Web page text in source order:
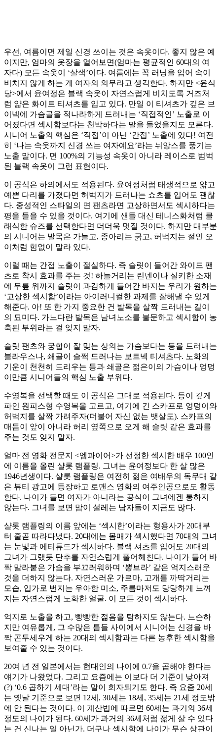
우선, 여름이면 제일 신경 쓰이는 것은 속옷이다. 좋지 않은 예
이지만, 엄마의 옷장을 열어보면(엄마는 평균적인 60대의 여
자다) 모든 속옷이 ‘살색’이다. 여름에는 꼭 러닝을 입어 속이
비치지 않게 하는 게 여자의 의무라고 생각한다. 하지만 <윤식
당>에서 윤여정은 블랙 속옷이 자연스럽게 비치도록 거즈처
럼 얇은 화이트 티셔츠를 입고 있다. 만일 이 티셔츠가 깊은 브
이넥에 가슴골을 적나라하게 드러내는 ‘직접적인’ 노출로 이
어졌다면 섹시함보다는 천박하다는 말을 들었을지도 모른다.
시니어 노출의 핵심은 ‘직접’이 아닌 ‘간접’ 노출에 있다! 여전
히 ‘나는 속옷까지 신경 쓰는 여자예요’라는 뉘앙스를 풍기는
노출 말이다. 면 100%의 기능성 속옷이 아니라 레이스로 범벅
된 블랙 속옷이 그런 표현이다.
이 공식은 하의에서도 적용된다. 윤여정처럼 태생적으로 얇고
예쁜 다리를 가졌다면 허벅지가 드러나는 쇼츠를 입어도 괜찮
다. 중성적인 스타일의 면 팬츠라면 고상하면서도 섹시하다는
평을 들을 수 있을 것이다. 여기에 샌들 대신 테니스화처럼 클
래식한 슈즈를 선택한다면 더더욱 멋질 것이다. 하지만 대부분
의 시니어는 발목은 가늘고, 종아리는 굵고, 허벅지는 절인 오
이처럼 힘없이 말라 있다.
이럴 때는 간접 노출이 절실하다. 즉 슬릿이 들어간 와이드 팬
츠로 착시 효과를 주는 것! 하늘거리는 린넨이나 실키한 소재
에 무릎 위까지 슬릿이 과감하게 들어간 바지는 우리가 원하는
‘고상한 섹시함’이라는 아이러니컬한 과제를 잘해낼 수 있게
해준다. 아! 또 한 가지 중요한 건 발목을 살짝 드러내는 길이
의 묘미다. 가느다란 발목은 남녀노소를 불문하고 섹시함이 농
축된 부위라는 걸 잊지 말자.
슬릿 팬츠와 궁합이 잘 맞는 상의는 가슴보다는 등을 드러내는
블라우스나, 쇄골이 슬쩍 드러나는 보트넥 티셔츠다. 노화의
기운이 천천히 드리우는 등과 쇄골은 젊은이의 가슴이나 엉덩
이만큼 시니어들의 핵심 노출 부위다.
수영복을 선택할 때도 이 공식은 그대로 적용된다. 등이 깊게
파인 원피스형 수영복을 고르고, 여기에 긴 스카프로 엉덩이와
허벅지를 살짝 가려주자(더불어 자신 없는 뱃살도). 스카프의
매듭이 앞이 아니라 허리 옆쪽으로 오게 해 슬릿 같은 효과를
주는 것도 잊지 말자.
얼마 전 영화 전문지 <엠파이어>가 선정한 섹시한 배우 100인
에 이름을 올린 샬롯 램플링. 그녀는 윤여정보다 한 살 많은
1946년생이다. 샬롯 램플링은 여전히 젊은 여배우의 독무대 같
은 뷰티 광고에 등장하고 로맨스 영화의 여주인공으로도 활동
한다. 나이가 들면 여자가 아니라는 공식이 그녀에겐 통하지
않는다. 그녀를 보면 맘이 설레는 남자들이 지금도 많다.
샬롯 램플링의 이름 앞에는 ‘섹시한’이라는 형용사가 20대부
터 줄곧 따라다녔다. 20대에는 몸매가 섹시했다면 70대의 그녀
는 눈빛과 에티튜드가 섹시하다. 블랙 셔츠를 입어도 20대의
그녀가 그랬듯 단추를 자연스럽게 풀어헤친다. 나이가 들어 바
짝 말라붙은 가슴을 부끄러워하며 ‘뽕브라’ 같은 억지스러운
것을 더하지 않는다. 자연스러운 가르마, 고개를 까딱거리는
모습, 입가로 번지는 우아한 미소, 주름마저도 당당하게 느껴
지는 자연스럽게 노화한 얼굴. 이 모든 것이 섹시하다.
억지로 노출을 하고, 빵빵한 젊음을 탐하지도 않는다. 느슨하
지만 여유롭게, 그 수많은 틈들 사이에서 시니어는 신경을 바
짝 곤두세우게 하는 20대의 섹시함과는 다른 농후한 섹시함을
보여줄 수 있는 것이다.
20여 년 전 일본에서는 현대인의 나이에 0.7을 곱해야 한다는
얘기가 나왔었다. 그리고 요즘에는 이보다 더 기준이 낮아져
(?) ‘0.6 곱하기 세대’라는 말이 회자되기도 한다. 즉 요즘 20세
는 옛날 기준으로 보면 12세, 30세는 18세, 35세는 21세 정도밖
에 안 된다는 것이다. 이 계산법에 따르면 60세는 과거의 36세
정도의 나이가 된다. 60세가 과거의 36세처럼 젊게 살 수 있다
는 건 신나는 일 아닌가. 더구나 섹시함에 나이가 무슨 상관이